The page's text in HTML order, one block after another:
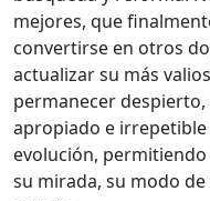
mejores, que
convertirse en otros
actualizar su más
permanecer
apropiado e
evolución,
su mirada, su modo